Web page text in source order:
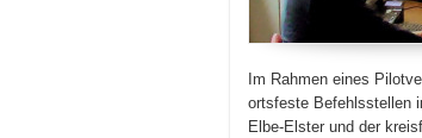
Im Rahmen eines
ortsfeste Befehlsstellen
Elbe-Elster und der